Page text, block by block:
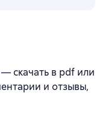
скачать в pdf или
и отзывы,